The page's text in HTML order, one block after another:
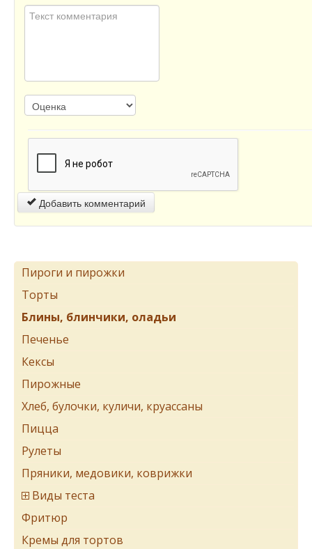
Добавить комментарий
Пироги и пирожки
Торты
Блины, блинчики, оладьи
Печенье
Кексы
Пирожные
Хлеб, булочки, куличи, круассаны
Пицца
Рулеты
Пряники, медовики, коврижки
Виды теста
Фритюр
Кремы для тортов